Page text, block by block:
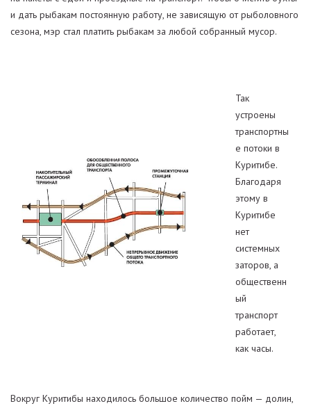
и дать рыбакам постоянную работу, не зависящую от рыболовного
сезона, мэр стал платить рыбакам за любой собранный мусор.
Так
устроены
транспортны
е потоки в
Куритибе.
Благодаря
этому в
Куритибе
нет
системных
заторов, а
общественн
ый
транспорт
работает,
как часы.
Вокруг Куритибы находилось большое количество пойм — долин,